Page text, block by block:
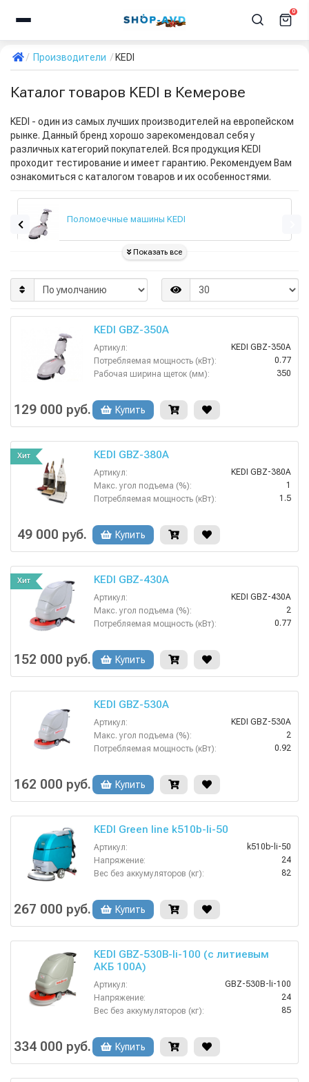
0
Производители KEDI
Каталог товаров KEDI в Кемерове
KEDI - один из самых лучших производителей на европейском
рынке. Данный бренд хорошо зарекомендовал себя у
различных категорий покупателей. Вся продукция KEDI
проходит тестирование и имеет гарантию. Рекомендуем Вам
ознакомиться с каталогом товаров и их особенностями.
Поломоечные машины KEDI
Показать все
KEDI GBZ-350A
Артикул:
KEDI GBZ-350A
Потребляемая мощность (кВт):
0.77
Рабочая ширина щеток (мм):
350
Уровень шума (дБ):
Ширина всасывающей балки (мм):
129 000 руб. Купить
Хит KEDI GBZ-380A
Артикул:
KEDI GBZ-380A
Макс. угол подъема (%):
1
Потребляемая мощность (кВт):
1.5
Тип машины:
Уровень шума (дБ):
49 000 руб. Купить
Хит KEDI GBZ-430A
Артикул:
KEDI GBZ-430A
Макс. угол подъема (%):
2
Потребляемая мощность (кВт):
0.77
Разряжение (мБар):
Тип машины:
152 000 руб. Купить
KEDI GBZ-530A
Артикул:
KEDI GBZ-530A
Макс. угол подъема (%):
2
Потребляемая мощность (кВт):
0.92
Тип машины:
Уровень шума (дБ):
162 000 руб. Купить
KEDI Green line k510b-li-50
Артикул:
k510b-li-50
Напряжение:
24
Вес без аккумуляторов (кг):
82
Время заряда аккумуляторов:
Время работы от аккумуляторов (ч):
267 000 руб. Купить
KEDI GBZ-530B-li-100 (с литиевым
АКБ 100А)
Артикул:
GBZ-530B-li-100
Напряжение:
24
Вес без аккумуляторов (кг):
85
Время заряда аккумуляторов:
Время работы от аккумуляторов (ч):
334 000 руб. Купить